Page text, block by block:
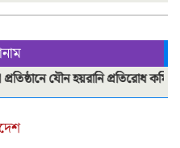
যৌন হয়রানি প্রতিরোধ কমিটি